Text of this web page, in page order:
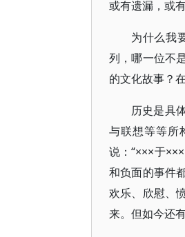
或有遗漏，或
为什么我
列，哪一位不
的文化故事？
历史是具
与联想等等所
说：“×××于
和负面的事件
欢乐、欣慰、
来。但如今还